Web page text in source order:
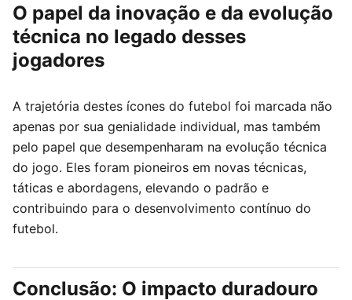
O papel da inovação e da evolução
técnica no legado desses
jogadores
A trajetória destes ícones do futebol foi marcada não
apenas por sua genialidade individual, mas também
pelo papel que desempenharam na evolução técnica
do jogo. Eles foram pioneiros em novas técnicas,
táticas e abordagens, elevando o padrão e
contribuindo para o desenvolvimento contínuo do
futebol.
Conclusão: O impacto duradouro